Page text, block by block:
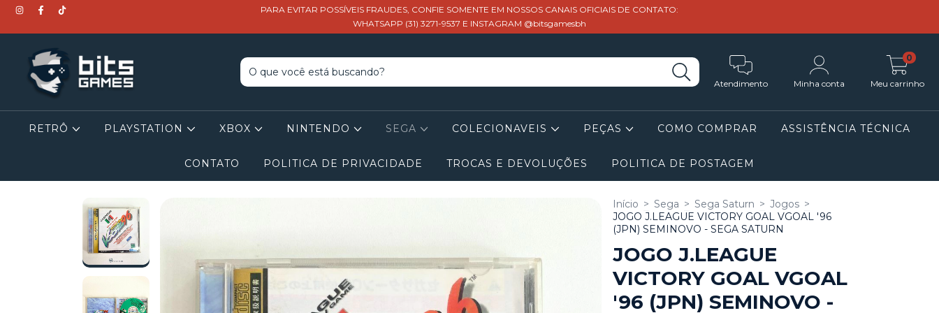
PARA EVITAR POSSÍVEIS FRAUDES, CONFIE SOMENTE EM NOSSOS CANAIS OFICIAIS DE CONTATO:
WHATSAPP (31) 3271-9537 E INSTAGRAM @bitsgamesbh
Atendimento Minha conta Meu carrinho
0
RETRÔ PLAYSTATION XBOX NINTENDO SEGA COLECIONAVEIS PEÇAS COMO COMPRAR ASSISTÊNCIA TÉCNICA
CONTATO POLITICA DE PRIVACIDADE TROCAS E DEVOLUÇÕES POLITICA DE POSTAGEM
Início > Sega > Sega Saturn > Jogos >
JOGO J.LEAGUE VICTORY GOAL VGOAL '96
(JPN) SEMINOVO - SEGA SATURN
JOGO J.LEAGUE
VICTORY GOAL VGOAL
'96 (JPN) SEMINOVO -